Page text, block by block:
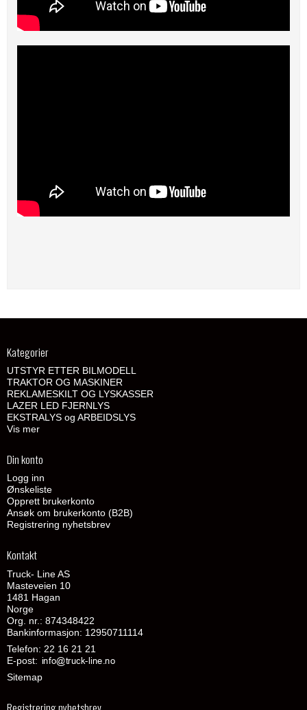
Kategorier
UTSTYR ETTER BILMODELL
TRAKTOR OG MASKINER
REKLAMESKILT OG LYSKASSER
LAZER LED FJERNLYS
EKSTRALYS og ARBEIDSLYS
Vis mer
Din konto
Logg inn
Ønskeliste
Opprett brukerkonto
Ansøk om brukerkonto (B2B)
Registrering nyhetsbrev
Kontakt
Truck- Line AS
Masteveien 10
1481 Hagan
Norge
Org. nr.: 874348422
Bankinformasjon: 12950711114
Telefon: 22 16 21 21
E-post:
Sitemap